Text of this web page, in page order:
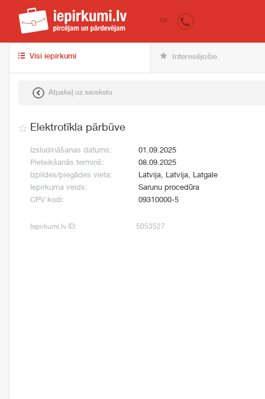
iepirkumi.lv
LV
Visi iepirkumi Interesējošie
Atpakaļ uz sarakstu
Elektrotīkla pārbūve
Izsludināšanas datums:
01.09.2025
Pieteikšanās termiņš:
08.09.2025
Izpildes/piegādes vieta:
Latvija, Latvija, Latgale
Iepirkuma veids:
Sarunu procedūra
CPV kodi:
09310000-5
Iepirkumi.lv ID: 5053527